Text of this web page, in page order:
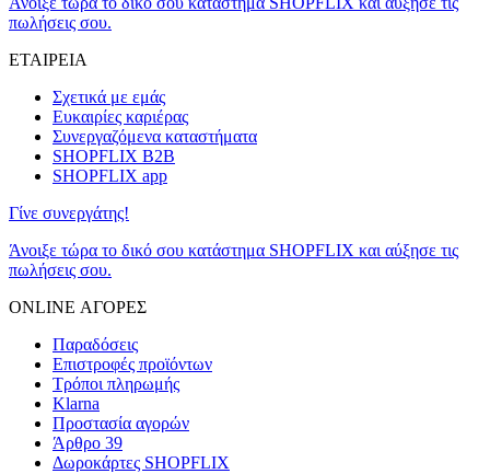
πωλήσεις σου.
ΕΤΑΙΡΕΙΑ
Σχετικά με εμάς
Ευκαιρίες καριέρας
Συνεργαζόμενα καταστήματα
SHOPFLIX B2B
SHOPFLIX app
Γίνε συνεργάτης!
Άνοιξε τώρα το δικό σου κατάστημα SHOPFLIX και αύξησε τις
πωλήσεις σου.
ONLINE ΑΓΟΡΕΣ
Παραδόσεις
Επιστροφές προϊόντων
Τρόποι πληρωμής
Klarna
Προστασία αγορών
Άρθρο 39
Δωροκάρτες SHOPFLIX